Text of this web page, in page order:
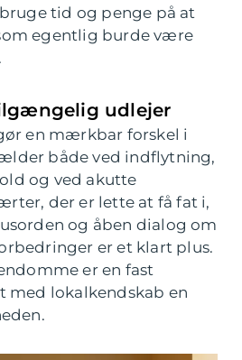
tid og penge på at
egentlig burde være
udlejer
en mærkbar forskel i
både ved indflytning,
og ved akutte
der er lette at få fat i,
og åben dialog om
er et klart plus.
er en fast
lokalkendskab en